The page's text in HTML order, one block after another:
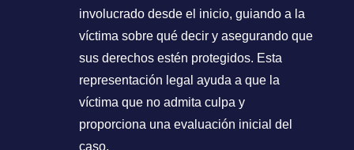
involucrado desde el inicio, guiando a la
víctima sobre qué decir y asegurando que
sus derechos estén protegidos. Esta
representación legal ayuda a que la
víctima que no admita culpa y
proporciona una evaluación inicial del
caso.